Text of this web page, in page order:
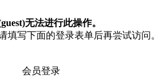
无法进行此操作。
填写下面的登录表单后再尝试访问。
会员登录